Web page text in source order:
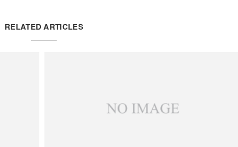
RELATED ARTICLES